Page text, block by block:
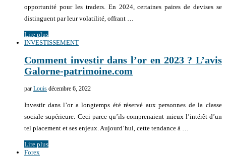
opportunité pour les traders. En 2024, certaines paires de devises se
distinguent par leur volatilité, offrant …
Lire plus
INVESTISSEMENT
Comment investir dans l’or en 2023 ? L’avis
Galorne-patrimoine.com
par Louis décembre 6, 2022
Investir dans l’or a longtemps été réservé aux personnes de la classe
sociale supérieure. Ceci parce qu’ils comprenaient mieux l’intérêt d’un
tel placement et ses enjeux. Aujourd’hui, cette tendance à …
Lire plus
Forex